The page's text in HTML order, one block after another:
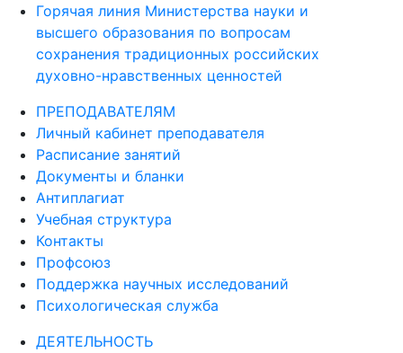
Горячая линия Министерства науки и
высшего образования по вопросам
сохранения традиционных российских
духовно-нравственных ценностей
ПРЕПОДАВАТЕЛЯМ
Личный кабинет преподавателя
Расписание занятий
Документы и бланки
Антиплагиат
Учебная структура
Контакты
Профсоюз
Поддержка научных исследований
Психологическая служба
ДЕЯТЕЛЬНОСТЬ